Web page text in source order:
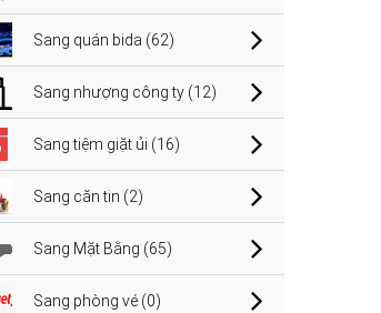
Sang quán bida (62)
Sang nhượng công ty (12)
Sang tiệm giặt ủi (16)
Sang căn tin (2)
Sang Mặt Bằng (65)
Sang phòng vé (0)